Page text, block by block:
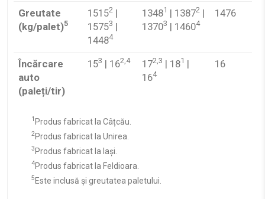
Greutate
(kg/palet)5
15152 |
15753 |
14484
13481 | 13872 |
13703 | 14604
1476
Încărcare
auto
(paleți/tir)
153 | 162,4 172,3 | 181 |
164
16
1 Produs fabricat la Câțcău.
2Produs fabricat la Unirea.
3Produs fabricat la Iași.
4Produs fabricat la Feldioara.
5Este inclusă și greutatea paletului.